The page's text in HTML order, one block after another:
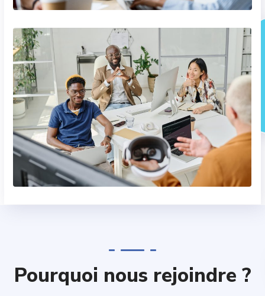
Pourquoi nous rejoindre ?